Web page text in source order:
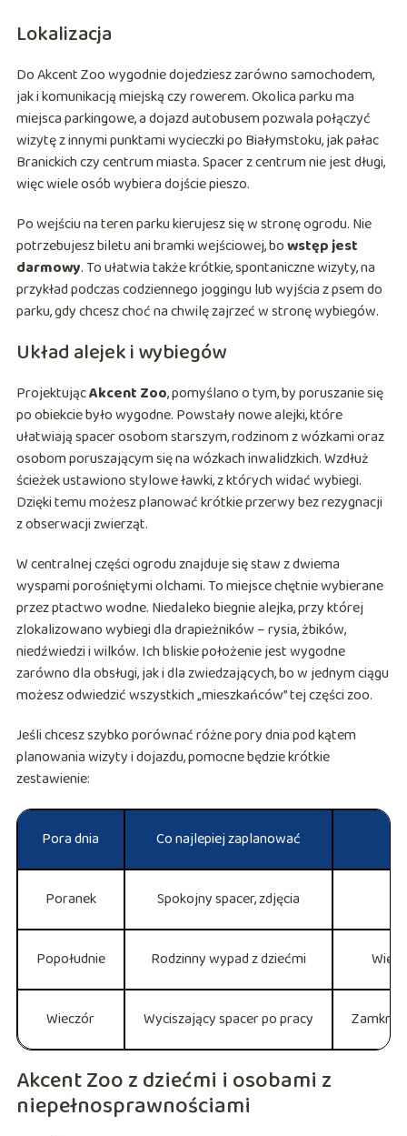
Lokalizacja
Do Akcent Zoo wygodnie dojedziesz zarówno samochodem,
jak i komunikacją miejską czy rowerem. Okolica parku ma
miejsca parkingowe, a dojazd autobusem pozwala połączyć
wizytę z innymi punktami wycieczki po Białymstoku, jak pałac
Branickich czy centrum miasta. Spacer z centrum nie jest długi,
więc wiele osób wybiera dojście pieszo.
Po wejściu na teren parku kierujesz się w stronę ogrodu. Nie
potrzebujesz biletu ani bramki wejściowej, bowstęp jest
darmowy. To ułatwia także krótkie, spontaniczne wizyty, na
przykład podczas codziennego joggingu lub wyjścia z psem do
parku, gdy chcesz choć na chwilę zajrzeć w stronę wybiegów.
Układ alejek i wybiegów
ProjektującAkcent Zoo, pomyślano o tym, by poruszanie się
po obiekcie było wygodne. Powstały nowe alejki, które
ułatwiają spacer osobom starszym, rodzinom z wózkami oraz
osobom poruszającym się na wózkach inwalidzkich. Wzdłuż
ścieżek ustawiono stylowe ławki, z których widać wybiegi.
Dzięki temu możesz planować krótkie przerwy bez rezygnacji
z obserwacji zwierząt.
W centralnej części ogrodu znajduje się staw z dwiema
wyspami porośniętymi olchami. To miejsce chętnie wybierane
przez ptactwo wodne. Niedaleko biegnie alejka, przy której
zlokalizowano wybiegi dla drapieżników – rysia, żbików,
niedźwiedzi i wilków. Ich bliskie położenie jest wygodne
zarówno dla obsługi, jak i dla zwiedzających, bo w jednym ciągu
możesz odwiedzić wszystkich „mieszkańców” tej części zoo.
Jeśli chcesz szybko porównać różne pory dnia pod kątem
planowania wizyty i dojazdu, pomocne będzie krótkie
zestawienie:
Pora dnia Co najlepiej zaplanować
Poranek Spokojny spacer, zdjęcia
Popołudnie Rodzinny wypad z dziećmi
Wieczór Wyciszający spacer po pracy
Akcent Zoo z dziećmi i osobami z
niepełnosprawnościami